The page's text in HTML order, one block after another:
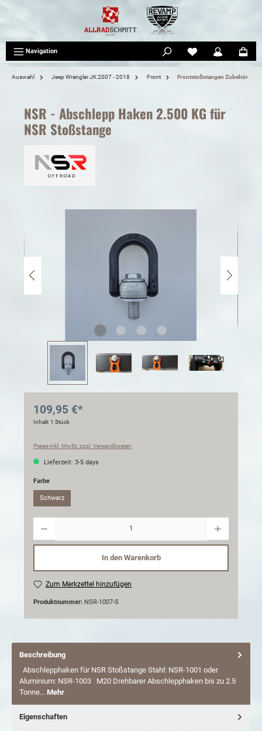
Navigation
Auswahl Jeep Wrangler JK 2007 - 2018 Front Frontstoßstangen Zubehör
NSR - Abschlepp Haken 2.500 KG für
NSR Stoßstange
109,95 €*
Inhalt:1 Stück
Preise inkl. MwSt. zzgl. Versandkosten
Lieferzeit: 3-5 days
Farbe
Schwarz
In den Warenkorb
Zum Merkzettel hinzufügen
Produktnummer: NSR-1007-S
Beschreibung
Abschlepphaken für NSR Stoßstange Stahl: NSR-1001 oder
Aluminium: NSR-1003 M20 Drehbarer Abschlepphaken bis zu 2.5
Tonne… Mehr
Eigenschaften